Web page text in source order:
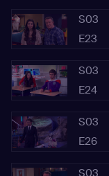
S03
E23
S03
E24
S03
E26
S03